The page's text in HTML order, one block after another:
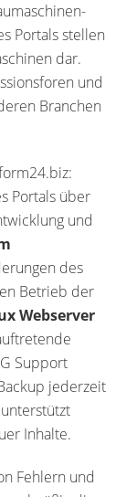
Portals stellen
dar.
und
Branchen
Portals über
und
des
Betrieb der
Webserver
Support
jederzeit
Inhalte.
Fehlern und